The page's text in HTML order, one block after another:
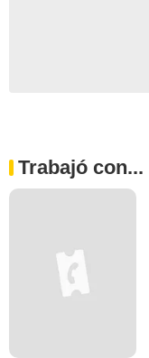
Trabajó con...